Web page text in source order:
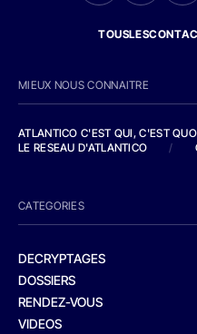
MIEUX NOUS CONNAITRE
ATLANTICO C'EST QUI, C'EST
LE RESEAU D'ATLANTICO
/
CATEGORIES
DECRYPTAGES
DOSSIERS
RENDEZ-VOUS
VIDEOS